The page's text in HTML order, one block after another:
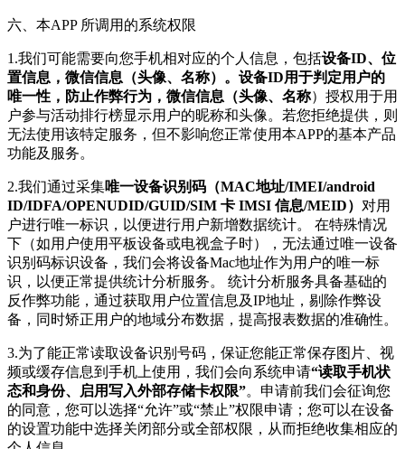
六、本APP 所调用的系统权限
1.我们可能需要向您手机相对应的个人信息，包括设备ID、位
置信息，微信信息（头像、名称）。设备ID用于判定用户的
唯一性，防止作弊行为，微信信息（头像、名称）授权用于用
户参与活动排行榜显示用户的昵称和头像。若您拒绝提供，则
无法使用该特定服务，但不影响您正常使用本APP的基本产品
功能及服务。
2.我们通过采集唯一设备识别码（MAC地址/IMEI/android
ID/IDFA/OPENUDID/GUID/SIM 卡 IMSI 信息/MEID） 对用
户进行唯一标识，以便进行用户新增数据统计。 在特殊情况
下（如用户使用平板设备或电视盒子时），无法通过唯一设备
识别码标识设备，我们会将设备Mac地址作为用户的唯一标
识，以便正常提供统计分析服务。 统计分析服务具备基础的
反作弊功能，通过获取用户位置信息及IP地址，剔除作弊设
备，同时矫正用户的地域分布数据，提高报表数据的准确性。
3.为了能正常读取设备识别号码，保证您能正常保存图片、视
频或缓存信息到手机上使用，我们会向系统申请“读取手机状
态和身份、启用写入外部存储卡权限”。申请前我们会征询您
的同意，您可以选择“允许”或“禁止”权限申请；您可以在设备
的设置功能中选择关闭部分或全部权限，从而拒绝收集相应的